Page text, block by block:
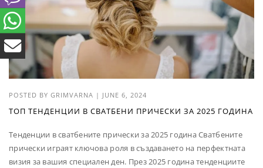
POSTED BY GRIMVARNA | JUNE 6, 2024
ТОП ТЕНДЕНЦИИ В СВАТБЕНИ ПРИЧЕСКИ ЗА 2025 ГОДИНА
Тенденции в сватбените прически за 2025 година Сватбените
прически играят ключова роля в създаването на перфектната
визия за вашия специален ден. През 2025 година тенденциите